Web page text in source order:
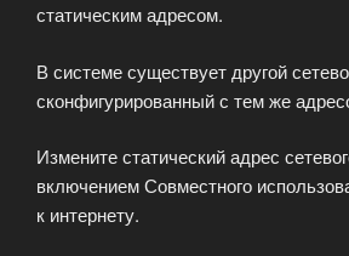
статическим адресом.
В системе существует другой
сконфигурированный с тем же
Измените статический адрес
включением Совместного
к интернету.